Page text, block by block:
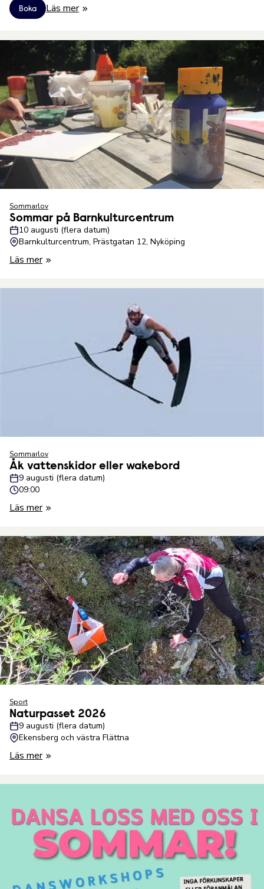
Boka Läs mer
Sommarlov
Sommar på Barnkulturcentrum
10 augusti (flera datum)
Barnkulturcentrum, Prästgatan 12, Nyköping
Läs mer
Sommarlov
Åk vattenskidor eller wakebord
9 augusti (flera datum)
09:00
Läs mer
Sport
Naturpasset 2026
9 augusti (flera datum)
Ekensberg och västra Flättna
Läs mer